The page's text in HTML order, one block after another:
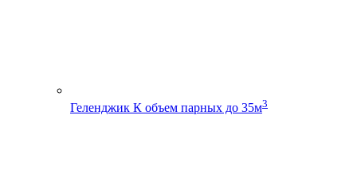
Геленджик К объем парных до 35м3